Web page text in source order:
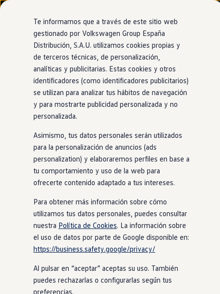
Ir
directamente
al contenido
Ir
directamente
al pie de
página
Nuevo ID. Cross
Vehículos Comerciales
Compra y ofertas
Volkswagen nuevo en stock
Volkswagen de ocasión
Financiación
My Renting
My Way
Seguros
Empresas
Autoescuelas
Eléctricos e híbridos
Más sobre híbridos
Plan Auto +
Etiquetas DGT
Simulador de autonomía, carga y ahorro
Carga y autonomía
Soluciones de carga
Tarifas de carga
Carga en casa
Modos de carga
Autonomía
Clientes y posventa
Club Volkswagen
Ofertas posventa
Beneficios Volkswagen
Asistencia en carretera
Servicios de movilidad
Te informamos que a través de este sitio web
gestionado por Volkswagen Group España
Distribución, S.A.U. utilizamos cookies propias y
de terceros técnicas, de personalización,
analíticas y publicitarias. Estas cookies y otros
identificadores (como identificadores publicitarios)
se utilizan para analizar tus hábitos de navegación
y para mostrarte publicidad personalizada y no
personalizada.
Asimismo, tus datos personales serán utilizados
para la personalización de anuncios (ads
personalization) y elaboraremos perfiles en base a
tu comportamiento y uso de la web para
ofrecerte contenido adaptado a tus intereses.
Para obtener más información sobre cómo
utilizamos tus datos personales, puedes consultar
nuestra Política de Cookies. La información sobre
el uso de datos por parte de Google disponible en:
https://business.safety.google/privacy/
Al pulsar en “aceptar” aceptas su uso. También
puedes rechazarlas o configurarlas según tus
preferencias.